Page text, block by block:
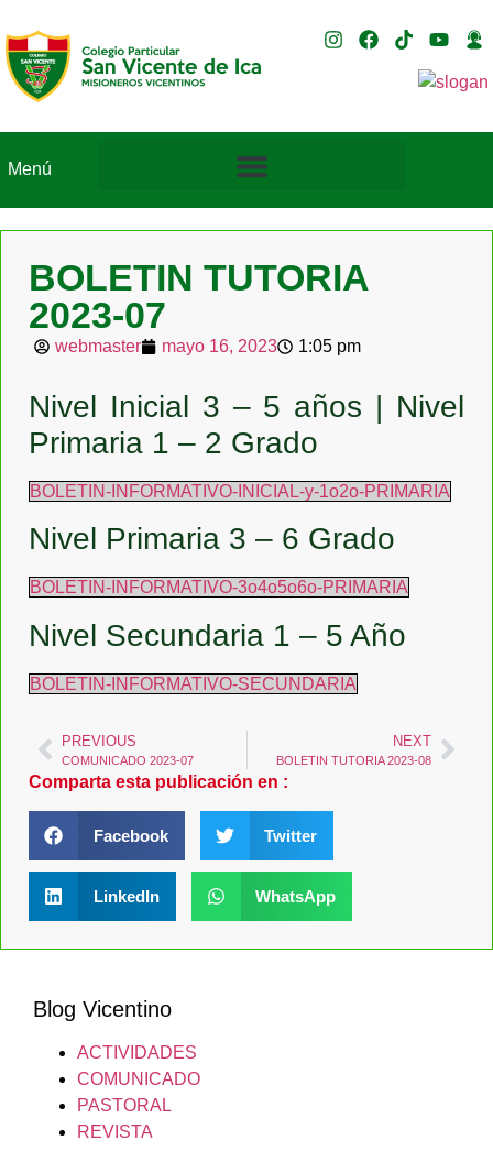
Menú
BOLETIN TUTORIA
2023-07
webmaster mayo 16, 2023 1:05 pm
Nivel Inicial 3 – 5 años | Nivel
Primaria 1 – 2 Grado
BOLETIN-INFORMATIVO-INICIAL-y-1o2o-PRIMARIA
Nivel Primaria 3 – 6 Grado
BOLETIN-INFORMATIVO-3o4o5o6o-PRIMARIA
Nivel Secundaria 1 – 5 Año
BOLETIN-INFORMATIVO-SECUNDARIA
PREVIOUS
COMUNICADO 2023-07
NEXT
BOLETIN TUTORIA 2023-08
Comparta esta publicación en :
Facebook Twitter
LinkedIn WhatsApp
Blog Vicentino
ACTIVIDADES
COMUNICADO
PASTORAL
REVISTA